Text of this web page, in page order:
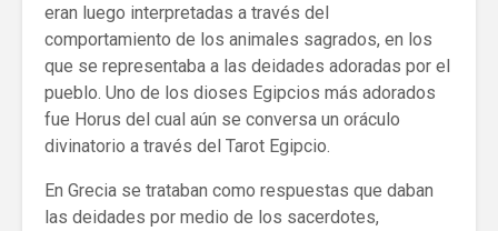
eran luego interpretadas a través del
comportamiento de los animales sagrados, en los
que se representaba a las deidades adoradas por el
pueblo. Uno de los dioses Egipcios más adorados
fue Horus del cual aún se conversa un oráculo
divinatorio a través del Tarot Egipcio.
En Grecia se trataban como respuestas que daban
las deidades por medio de los sacerdotes,